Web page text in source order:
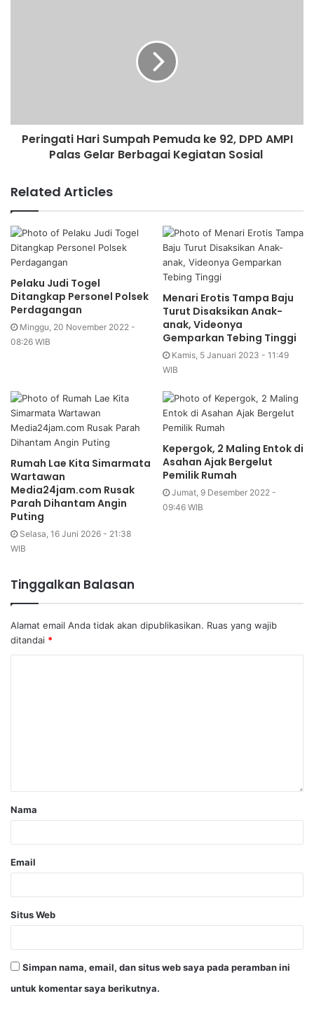
Peringati Hari Sumpah Pemuda ke 92, DPD AMPI
Palas Gelar Berbagai Kegiatan Sosial
Related Articles
Pelaku Judi Togel
Ditangkap Personel Polsek
Perdagangan
Minggu, 20 November 2022 -
08:26 WIB
Menari Erotis Tampa Baju
Turut Disaksikan Anak-
anak, Videonya
Gemparkan Tebing Tinggi
Kamis, 5 Januari 2023 - 11:49
WIB
Rumah Lae Kita Simarmata
Wartawan
Media24jam.com Rusak
Parah Dihantam Angin
Puting
Selasa, 16 Juni 2026 - 21:38
WIB
Kepergok, 2 Maling Entok di
Asahan Ajak Bergelut
Pemilik Rumah
Jumat, 9 Desember 2022 -
09:46 WIB
Tinggalkan Balasan
Alamat email Anda tidak akan dipublikasikan. Ruas yang wajib
ditandai *
Nama
Email
Situs Web
Simpan nama, email, dan situs web saya pada peramban ini
untuk komentar saya berikutnya.